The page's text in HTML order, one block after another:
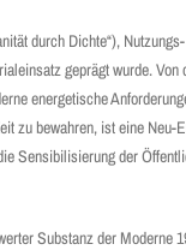
durch Dichte“),
geprägt wurde. Von
energetische
zu bewahren, ist eine Neu-
Sensibilisierung der
Substanz der Moderne